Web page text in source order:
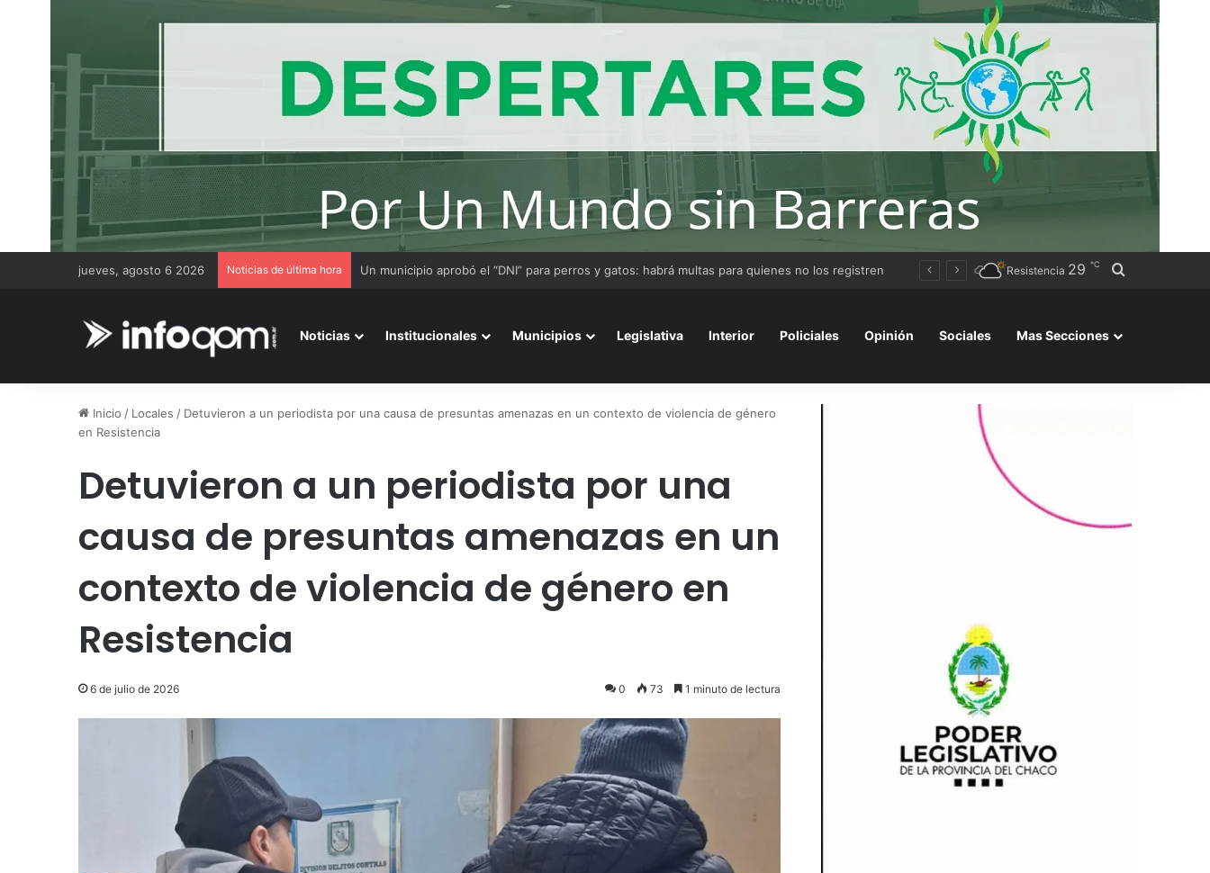
jueves, agosto 6 2026 Noticias de última hora Resistencia 29 ℃ Buscar por
Noticias Institucionales Municipios Legislativa Interior Policiales Opinión Sociales Mas Secciones
Inicio / Locales / Detuvieron a un periodista por una causa de presuntas amenazas en un contexto de violencia de género
en Resistencia
Detuvieron a un periodista por una
causa de presuntas amenazas en un
contexto de violencia de género en
Resistencia
6 de julio de 2026 0 73 1 minuto de lectura